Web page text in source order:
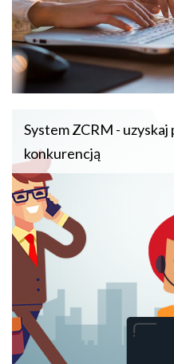
System ZCRM - uzyskaj
konkurencją